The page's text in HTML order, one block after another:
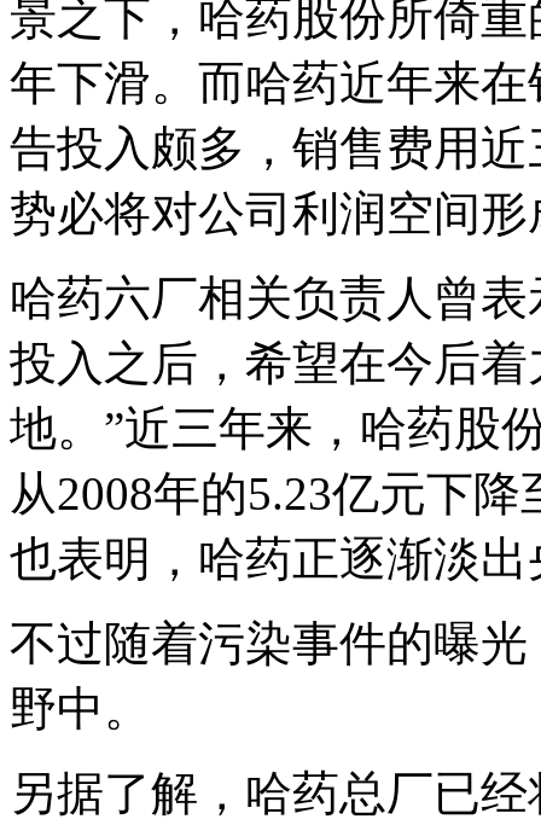
景之下，哈药股份所倚
年下滑。而哈药近年来
告投入颇多，销售费用
势必将对公司利润空间
哈药六厂相关负责人曾表
投入之后，希望在今后
地。”近三年来，哈药股
从2008年的5.23亿元下
也表明，哈药正逐渐淡
不过随着污染事件的曝
野中。
另据了解，哈药总厂已